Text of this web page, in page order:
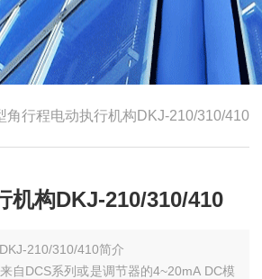
角行程电动执行机构DKJ-210/310/410
机构DKJ-210/310/410
210/310/410简介
DCS系列或是调节器的4~20mA DC模